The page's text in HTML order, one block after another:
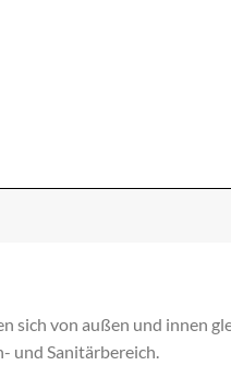
sich von außen und innen
und Sanitärbereich.